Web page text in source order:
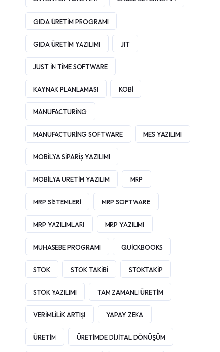
GIDA ÜRETIM PROGRAMI
GIDA ÜRETIM YAZILIMI JIT
JUST IN TIME SOFTWARE
KAYNAK PLANLAMASI KOBI
MANUFACTURING
MANUFACTURING SOFTWARE MES YAZILIMI
MOBILYA SIPARIŞ YAZILIMI
MOBILYA ÜRETIM YAZILIM MRP
MRP SISTEMLERI MRP SOFTWARE
MRP YAZILIMLARI MRP YAZILIMI
MUHASEBE PROGRAMI QUICKBOOKS
STOK STOK TAKIBI STOKTAKIP
STOK YAZILIMI TAM ZAMANLI ÜRETIM
VERIMLILIK ARTIŞI YAPAY ZEKA
ÜRETIM ÜRETIMDE DIJITAL DÖNÜŞÜM